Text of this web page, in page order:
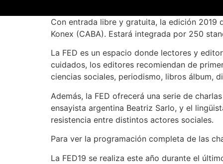
Con entrada libre y gratuita, la edición 2019
Konex (CABA). Estará integrada por 250
La FED es un espacio donde lectores y
cuidados, los editores recomiendan de
ciencias sociales, periodismo, libros álbum,
Además, la FED ofrecerá una serie de
ensayista argentina Beatriz Sarlo, y el
resistencia entre distintos actores sociales.
Para ver la programación completa de las
La FED19 se realiza este año durante el